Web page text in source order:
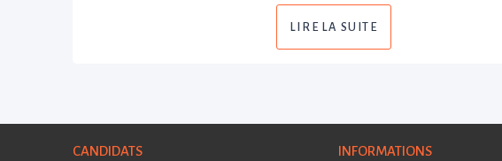
LIRE LA SUITE
CANDIDATS INFORMATIONS